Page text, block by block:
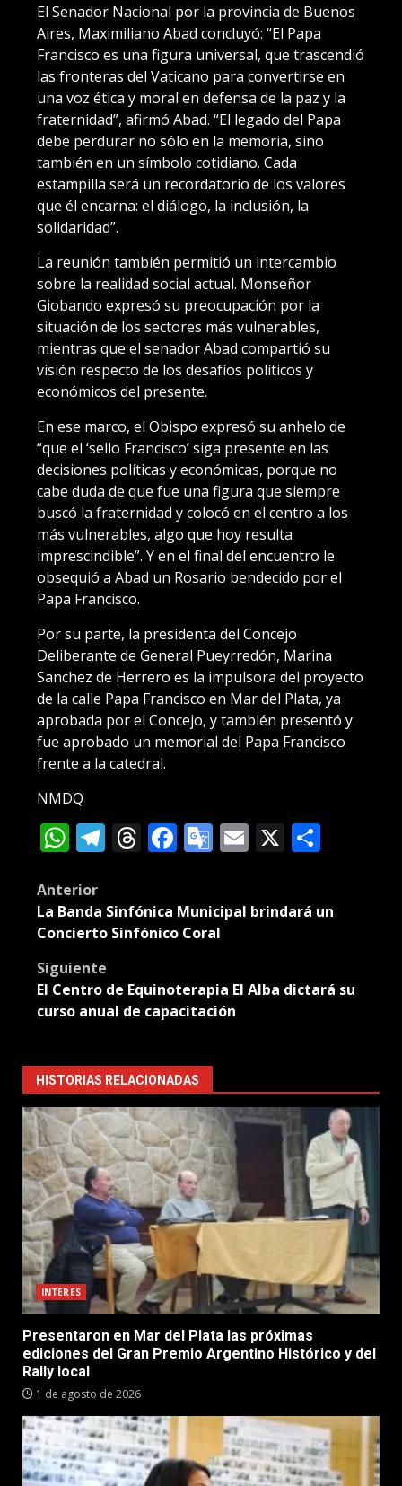
El Senador Nacional por la provincia de Buenos
Aires, Maximiliano Abad concluyó: “El Papa
Francisco es una figura universal, que trascendió
las fronteras del Vaticano para convertirse en
una voz ética y moral en defensa de la paz y la
fraternidad”, afirmó Abad. “El legado del Papa
debe perdurar no sólo en la memoria, sino
también en un símbolo cotidiano. Cada
estampilla será un recordatorio de los valores
que él encarna: el diálogo, la inclusión, la
solidaridad”.
La reunión también permitió un intercambio
sobre la realidad social actual. Monseñor
Giobando expresó su preocupación por la
situación de los sectores más vulnerables,
mientras que el senador Abad compartió su
visión respecto de los desafíos políticos y
económicos del presente.
En ese marco, el Obispo expresó su anhelo de
“que el ‘sello Francisco’ siga presente en las
decisiones políticas y económicas, porque no
cabe duda de que fue una figura que siempre
buscó la fraternidad y colocó en el centro a los
más vulnerables, algo que hoy resulta
imprescindible”. Y en el final del encuentro le
obsequió a Abad un Rosario bendecido por el
Papa Francisco.
Por su parte, la presidenta del Concejo
Deliberante de General Pueyrredón, Marina
Sanchez de Herrero es la impulsora del proyecto
de la calle Papa Francisco en Mar del Plata, ya
aprobada por el Concejo, y también presentó y
fue aprobado un memorial del Papa Francisco
frente a la catedral.
NMDQ
WhatsApp
Telegram
Threads
Facebook
Google
Translate
Email
X
Post
navigation
Anterior
La Banda Sinfónica Municipal brindará un
Concierto Sinfónico Coral
Siguiente
El Centro de Equinoterapia El Alba dictará su
curso anual de capacitación
HISTORIAS RELACIONADAS
INTERES
Presentaron en Mar del Plata las próximas
ediciones del Gran Premio Argentino Histórico y del
Rally local
1 de agosto de 2026